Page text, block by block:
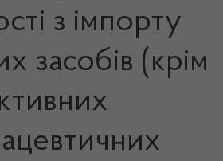
з імпорту
засобів (крім